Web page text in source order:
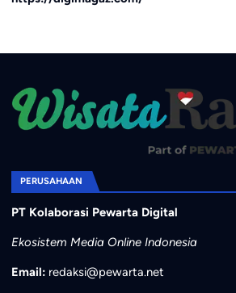
PERUSAHAAN
PT Kolaborasi Pewarta Digital
Ekosistem Media Online Indonesia
Email: redaksi@pewarta.net